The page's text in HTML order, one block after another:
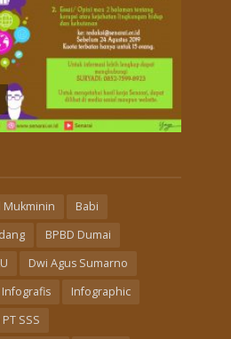
Mukminin
Babi
BPBD Dumai
Dwi Agus Sumarno
Infografis
Infographic
SSS